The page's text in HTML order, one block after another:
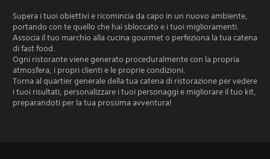
Supera i tuoi obiettivi e ricomincia da capo in un nuovo ambiente,
portando con te quello che hai sbloccato e i tuoi miglioramenti.
Associa il tuo marchio alla cucina gourmet o perfeziona la tua catena
di fast food.
Ogni ristorante viene generato proceduralmente con la propria
atmosfera, i propri clienti e le proprie condizioni.
Torna al quartier generale della tua catena di ristorazione per vedere
i tuoi risultati, personalizzare i tuoi personaggi e migliorare il tuo kit,
preparandoti per la tua prossima avventura!